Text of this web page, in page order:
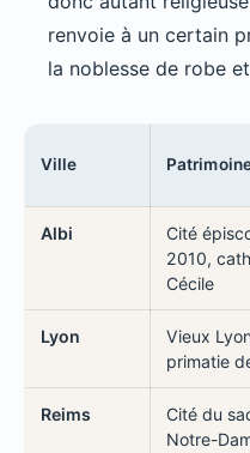
renvoie à un certain
la noblesse de robe
Ville
Albi
Cité
2010,
Cécile
Lyon
Vieux
primatie
Reims
Cité du
Notre-